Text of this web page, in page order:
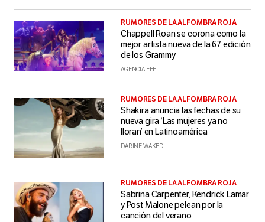
RUMORES DE LA ALFOMBRA ROJA
Chappell Roan se corona como la
mejor artista nueva de la 67 edición
de los Grammy
AGENCIA EFE
RUMORES DE LA ALFOMBRA ROJA
Shakira anuncia las fechas de su
nueva gira ‘Las mujeres ya no
lloran’ en Latinoamérica
DARINE WAKED
RUMORES DE LA ALFOMBRA ROJA
Sabrina Carpenter, Kendrick Lamar
y Post Malone pelean por la
canción del verano